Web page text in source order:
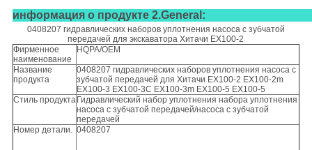
информация о продукте 2.General:
0408207 гидравлических наборов уплотнения насоса с зубчатой
передачей для экскаватора Хитачи EX100-2
Фирменное
наименование
HQPA/OEM
Название
продукта
0408207 гидравлических наборов уплотнения насоса с
зубчатой передачей для Хитачи EX100-2 EX100-2m
EX100-3 EX100-3C EX100-3m EX100-5 EX100-5
Стиль продукта Гидравлический набор уплотнения набора уплотнения
насоса с зубчатой передачей/насоса с зубчатой
передачей
Номер детали. 0408207